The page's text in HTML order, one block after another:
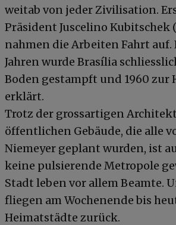
weitab von jeder Zivilisation.
Präsident Juscelino Kubitschek
nahmen die Arbeiten Fahrt
Jahren wurde Brasília
Boden gestampft und 1960 zur
erklärt.
Trotz der grossartigen
öffentlichen Gebäude, die alle
Niemeyer geplant wurden, ist
keine pulsierende Metropole
Stadt leben vor allem Beamte.
fliegen am Wochenende bis
Heimatstädte zurück.